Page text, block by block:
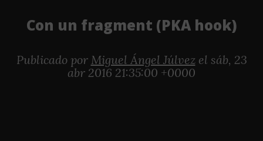
Con un fragment (PKA hook)
Publicado por Miguel Ángel Júlvezel sáb, 23
abr 2016 21:35:00 +0000